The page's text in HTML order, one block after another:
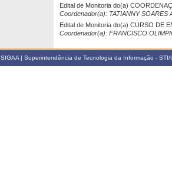
Edital de Monitoria do(a)
Coordenador(a): TATIANNY SOARES
Edital de Monitoria do(a) CURSO DE
Coordenador(a): FRANCISCO
SIGAA | Superintendência de Tecnologia da Informação -